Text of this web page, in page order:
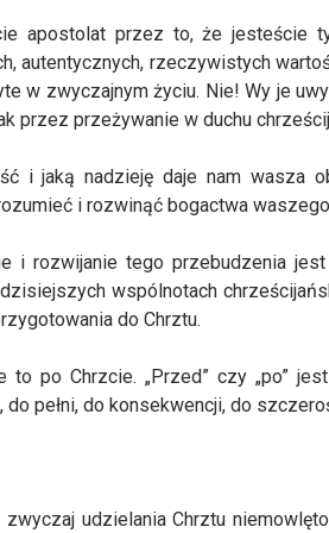
apostolat przez to, że jesteście
autentycznych, rzeczywistych
w zwyczajnym życiu. Nie! Wy je
przez przeżywanie w duchu
i jaką nadzieję daje nam wasza
i rozwinąć bogactwa
i rozwijanie tego przebudzenia
wspólnotach
do Chrztu.
to po Chrzcie. „Przed” czy „po”
do pełni, do konsekwencji, do
udzielania Chrztu